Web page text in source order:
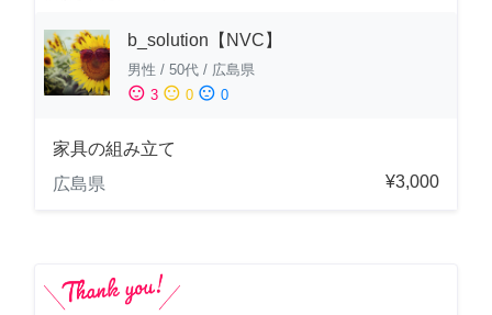
b_solution【NVC】
男性 / 50代 / 広島県
sentiment_satisfied 3 sentiment_neutral 0 sentiment_dissatisfied 0
家具の組み立て
広島県
¥3,000